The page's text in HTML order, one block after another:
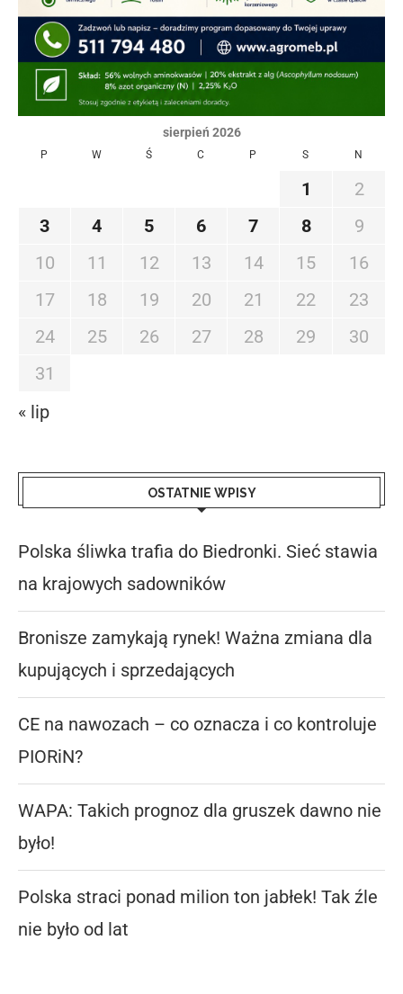
sierpień 2026
P W Ś C P S N
1
2
3
4 5 6 7 8
9
10
11 12 13 14 15
16
17
18 19 20 21 22
23
24
25 26 27 28 29
30
31
« lip
OSTATNIE WPISY
Polska śliwka trafia do Biedronki. Sieć stawia
na krajowych sadowników
Bronisze zamykają rynek! Ważna zmiana dla
kupujących i sprzedających
CE na nawozach – co oznacza i co kontroluje
PIORiN?
WAPA: Takich prognoz dla gruszek dawno nie
było!
Polska straci ponad milion ton jabłek! Tak źle
nie było od lat